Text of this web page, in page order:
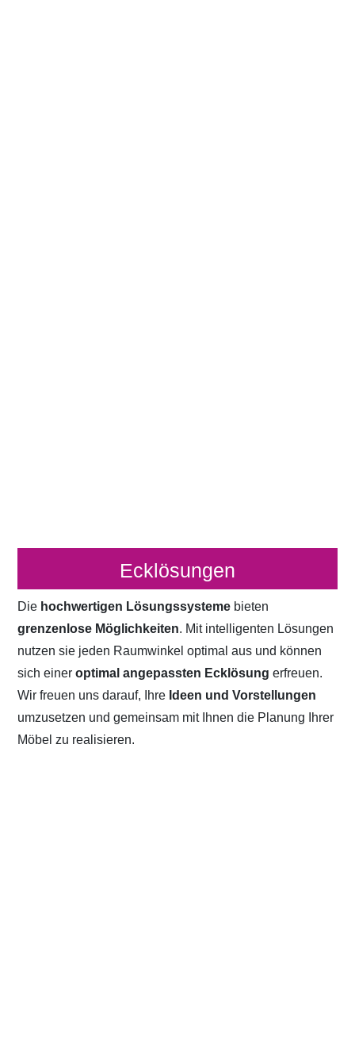
Ecklösungen
Die hochwertigen Lösungssysteme bieten
grenzenlose Möglichkeiten. Mit intelligenten Lösungen
nutzen sie jeden Raumwinkel optimal aus und können
sich eineroptimal angepassten Ecklösung erfreuen.
Wir freuen uns darauf, Ihre Ideen und Vorstellungen
umzusetzen und gemeinsam mit Ihnen die Planung Ihrer
Möbel zu realisieren.